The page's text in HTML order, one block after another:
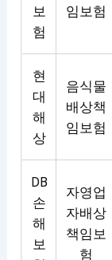
보
험
임보험
현
대
해
상
음식물
배상책
임보험
DB
손
해
보
자영업
자배상
책임보
험